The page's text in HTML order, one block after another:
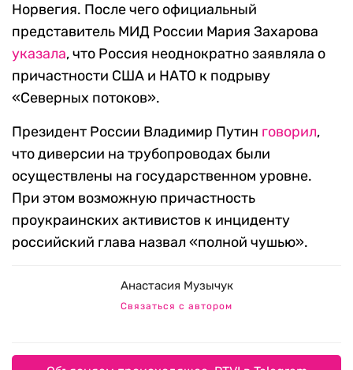
Норвегия. После чего официальный
представитель МИД России Мария Захарова
указала, что Россия неоднократно заявляла о
причастности США и НАТО к подрыву
«Северных потоков».
Президент России Владимир Путин говорил,
что диверсии на трубопроводах были
осуществлены на государственном уровне.
При этом возможную причастность
проукраинских активистов к инциденту
российский глава назвал «полной чушью».
Анастасия Музычук
Связаться с автором